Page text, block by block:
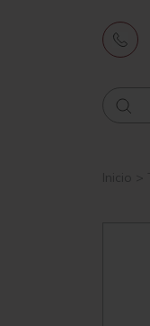
Inicio